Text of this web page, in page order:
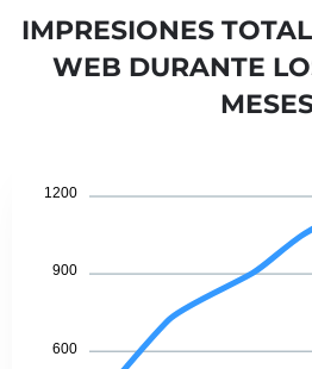
IMPRESIONES
WEB DURANTE
1200
900
600